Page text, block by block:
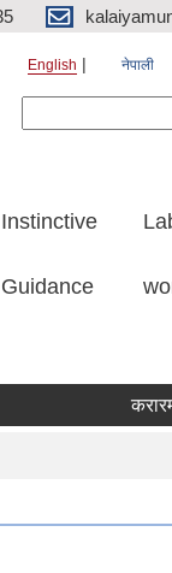
English नेपाली
Instinctive
Guidance
करारमा